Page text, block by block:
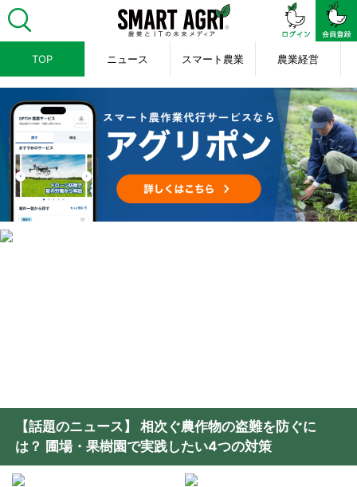
TOP ニュース スマート農業 農業経営
【話題のニュース】 相次ぐ農作物の盗難を防ぐに
は？ 圃場・果樹園で実践したい4つの対策